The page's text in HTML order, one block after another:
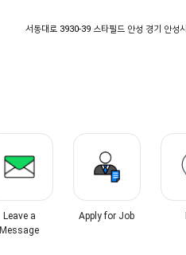
서동대로 3930-39 스타필드 안성 경기 안성시
Leave a
Message
Apply for Job